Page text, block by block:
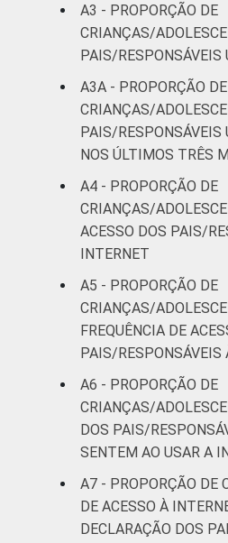
FAIXA ETÁRIA
DA CRIANÇA
OU DO
ADOLESCENTE
De 9
De 11
De
De
RENDA
FAMILIAR
Até
Mais
SM
Mais
SM
CLASSE
A3 - PROPORÇÃO DE
CRIANÇAS/
PAIS/RESPONSÁVEIS
A3A - PROPORÇÃO DE
CRIANÇAS/
PAIS/RESPONSÁVEIS
NOS ÚLTIMOS TRÊS
A4 - PROPORÇÃO DE
CRIANÇAS/
ACESSO DOS PAIS/
INTERNET
A5 - PROPORÇÃO DE
CRIANÇAS/
FREQUÊNCIA DE
PAIS/RESPONSÁVEIS
A6 - PROPORÇÃO DE
CRIANÇAS/
DOS PAIS/
SENTEM AO USAR A
A7 - PROPORÇÃO DE
DE ACESSO À
DECLARAÇÃO DOS